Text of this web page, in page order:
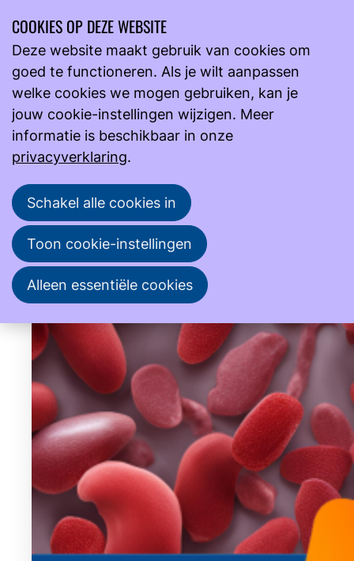
Onderwijs Overzicht
Agenda
COOKIES OP DEZE WEBSITE
Deze website maakt gebruik van cookies om
goed te functioneren. Als je wilt aanpassen
welke cookies we mogen gebruiken, kan je
jouw cookie-instellingen wijzigen. Meer
informatie is beschikbaar in onze
privacyverklaring.
Schakel alle cookies in
Toon cookie-instellingen
Alleen essentiële cookies